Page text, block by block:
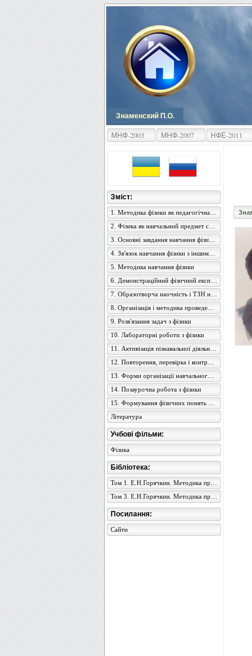
Знаменский П.О.
МНФ-2003 МНФ-2007 НФЕ-2011
Зміст:
5. Методика навчання фізики
9. Розв'язання задач з фізики
10. Лабораторні роботи з фізики
14. Позаурочна робота з фізики
Література
Учбові фільми:
Фізика
Бібліотека:
Посилання:
Сайти